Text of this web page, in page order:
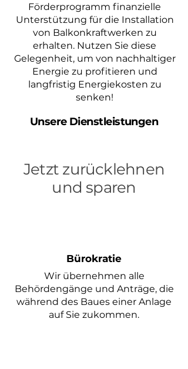
Förderprogramm finanzielle
Unterstützung für die Installation
von Balkonkraftwerken zu
erhalten. Nutzen Sie diese
Gelegenheit, um von nachhaltiger
Energie zu profitieren und
langfristig Energiekosten zu
senken!
Unsere Dienstleistungen
Jetzt zurücklehnen
und sparen
Bürokratie
Wir übernehmen alle
Behördengänge und Anträge, die
während des Baues einer Anlage
auf Sie zukommen.